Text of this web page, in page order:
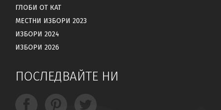
ГЛОБИ ОТ КАТ
МЕСТНИ ИЗБОРИ 2023
ИЗБОРИ 2024
ИЗБОРИ 2026
ПОСЛЕДВАЙТЕ НИ